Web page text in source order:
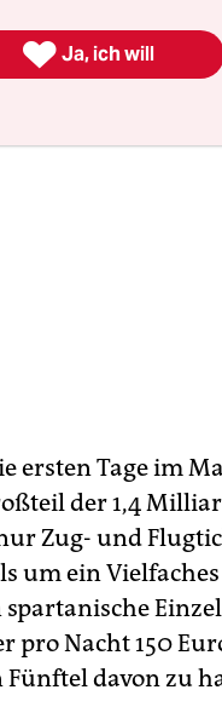
ersten Tage im
der 1,4
Zug- und
um ein
pro Nacht 150
davon zu
 Ja, ich will